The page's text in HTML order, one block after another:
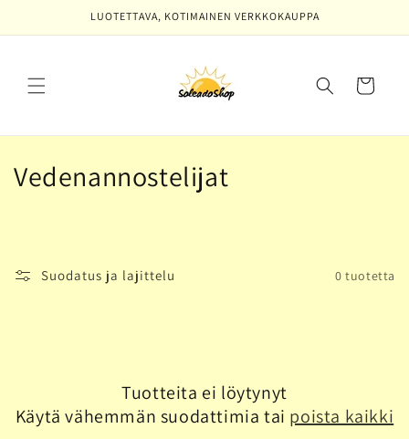
sisältöön
LUOTETTAVA, KOTIMAINEN VERKKOKAUPPA
Ostoskori
K
o
a
Vedenannostelijat
Suodatus ja lajittelu 0 tuotetta
Tuotteita ei löytynyt
Käytä vähemmän suodattimia tai poista kaikki